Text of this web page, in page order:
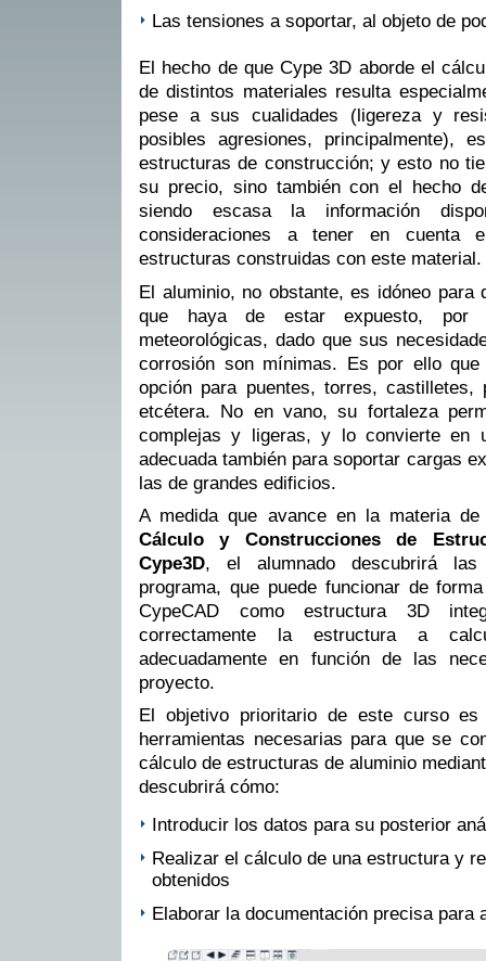
Las tensiones a soportar, al objeto de
El hecho de que Cype 3D aborde el
de distintos materiales resulta
pese a sus cualidades (ligereza y
posibles agresiones, principalmente),
estructuras de construcción; y esto no
su precio, sino también con el hecho
siendo escasa la información
consideraciones a tener en cuenta
estructuras construidas con este material.
El aluminio, no obstante, es idóneo para
que haya de estar expuesto, por
meteorológicas, dado que sus
corrosión son mínimas. Es por ello
opción para puentes, torres, castilletes,
etcétera. No en vano, su fortaleza
complejas y ligeras, y lo convierte en
adecuada también para soportar cargas
las de grandes edificios.
A medida que avance en la materia
Cálculo y Construcciones de
Cype3D, el alumnado descubrirá las
programa, que puede funcionar de
CypeCAD como estructura 3D
correctamente la estructura a
adecuadamente en función de las
proyecto.
El objetivo prioritario de este curso
herramientas necesarias para que se
cálculo de estructuras de aluminio
descubrirá cómo:
Introducir los datos para su posterior
Realizar el cálculo de una estructura y
obtenidos
Elaborar la documentación precisa para